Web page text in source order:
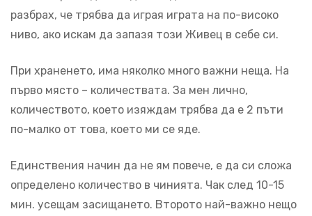
разбрах, че трябва да играя играта на по-високо
ниво, ако искам да запазя този Живец в себе си.
При храненето, има няколко много важни неща. На
първо място – количествата. За мен лично,
количеството, което изяждам трябва да е 2 пъти
по-малко от това, което ми се яде.
Единствения начин да не ям повече, е да си сложа
определено количество в чинията. Чак след 10-15
мин. усещам засищането. Второто най-важно нещо